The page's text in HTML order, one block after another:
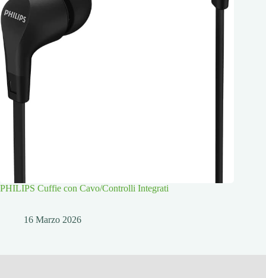
PHILIPS Cuffie con Cavo/Controlli Integrati
16 Marzo 2026